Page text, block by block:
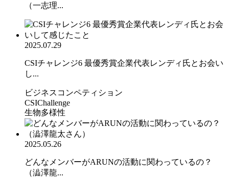
（一志理...
2025.07.29
CSIチャレンジ6 最優秀賞企業代表レンディ氏とお会い
し...
ビジネスコンペティション
CSIChallenge
生物多様性
2025.05.26
どんなメンバーがARUNの活動に関わっているの？
（澁澤龍...